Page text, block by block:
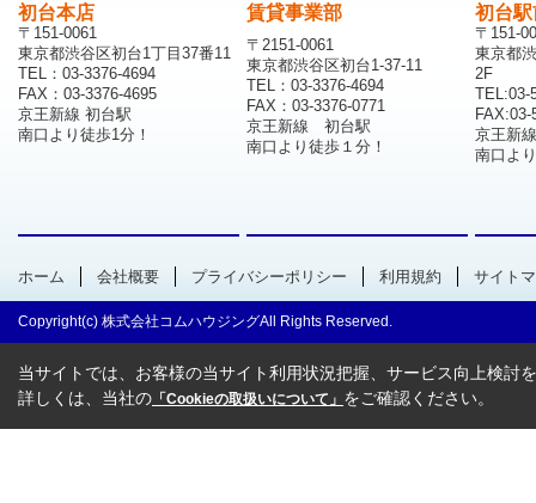
初台本店
〒151-0061
東京都渋谷区初台1丁目37番11
TEL：03-3376-4694
FAX：03-3376-4695
京王新線 初台駅
南口より徒歩1分！
賃貸事業部
〒2151-0061
東京都渋谷区初台1-37-11
TEL：03-3376-4694
FAX：03-3376-0771
京王新線 初台駅
南口より徒歩１分！
初台
〒151-
東京都
2F
TEL:03-
FAX:03-
京王新
南口よ
ホーム 会社概要 プライバシーポリシー 利用規約 サイト
Copyright(c) 株式会社コムハウジングAll Rights Reserved.
当サイトでは、お客様の当サイト利用状況把握、サービス向上検討
詳しくは、当社の 「Cookieの取扱いについて」 をご確認ください。